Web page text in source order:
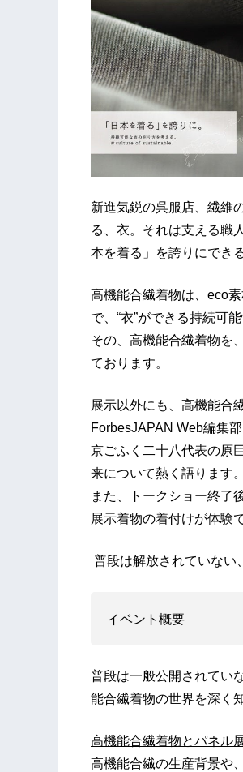
新進気鋭の呉服店、繊維
る、衣。それは支える職
本を着る」を誇りにでき
高機能合繊着物は、eco
で、“衣”ができる持続可
その、高機能合繊着物を
ております。
展示以外にも、高機能合
ForbesJAPAN Web編集
京ごふく二十八代表の原
来について熱く語ります。
また、トークショー終了
展示着物の着付けが体験
普段は解放されていない
イベント概要
普段は一般公開されてい
能合繊着物の世界を深く
高機能合繊着物とパネル
高機能合繊の生産背景や